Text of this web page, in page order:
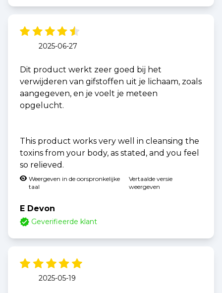
2025-06-27
Dit product werkt zeer goed bij het
verwijderen van gifstoffen uit je lichaam, zoals
aangegeven, en je voelt je meteen
opgelucht.
This product works very well in cleansing the
toxins from your body, as stated, and you feel
so relieved.
Weergeven in de oorspronkelijke
taal
Vertaalde versie
weergeven
E Devon
Geverifieerde klant
2025-05-19